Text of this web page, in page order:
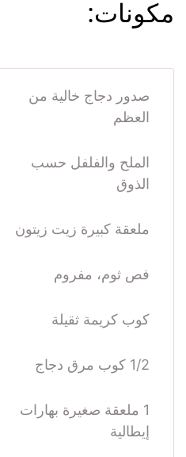
مكونات:
صدور دجاج خالية من
العظم
الملح والفلفل حسب
الذوق
ملعقة كبيرة زيت زيتون
فص ثوم، مفروم
كوب كريمة ثقيلة
1/2 كوب مرق دجاج
1 ملعقة صغيرة بهارات
إيطالية